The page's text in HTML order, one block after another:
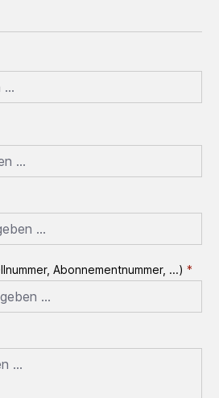
Abonnementnummer, ...) *